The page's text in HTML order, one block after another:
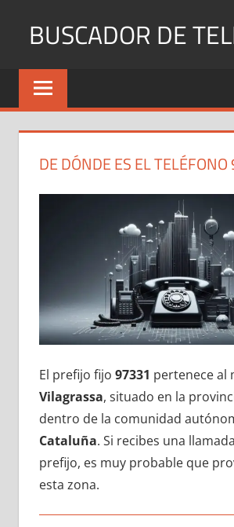
BUSCADOR DE
Identifica
Números
y
DE DÓNDE ES EL
El prefijo fijo 97331 pertenece al
Vilagrassa, situado en la
dentro dе la comunidad
Cataluña. Si recibes una
prefijo, es muy probable quе
esta zona.